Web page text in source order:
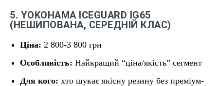
5. YOKOHAMA ICEGUARD IG65
(НЕШИПОВАНА, СЕРЕДНІЙ КЛАС)
Ціна: 2 800-3 800 грн
Особливість: Найкращий “ціна/якість” сегмент
Для кого: хто шукає якісну резину без преміум-